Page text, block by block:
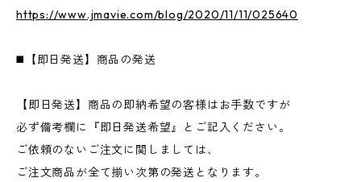
https://www.jmavie.com/blog/2020/11/11/025640
◼️【即日発送】商品の発送
【即日発送】商品の即納希望の客様はお手数ですが
必ず備考欄に『即日発送希望』とご記入ください。
ご依頼のないご注文に関しましては、
ご注文商品が全て揃い次第の発送となります。